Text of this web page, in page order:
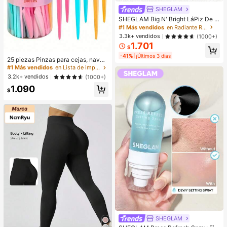
25 piezas Pinzas para cejas, navaj
as, tijeras de mango largo, pinzas p
ara cejas de acero inoxidable, herra
mientas de belleza para dar forma a
las cejas, exfoliación, cuidado de la
zona del bikini, herramientas de exf
o), adecuado para Halloween, Navi
dad
#1 Más vendidos
en Lista de imprescindibles para enfermería Herram
3.2k+ vendidos
(1000+)
$1.090
SHEGLAM
SHEGLAM Big N' Bright LáPiz De O
jos-Frost Brillos Marca De Belleza
CosméTica Maquillaje Para Mujere
s Y NiñAs
#1 Más vendidos
en Radiante Resaltador
3.3k+ vendidos
(1000+)
$1.701
-41% ¡Últimos 3 días
SHEGLAM